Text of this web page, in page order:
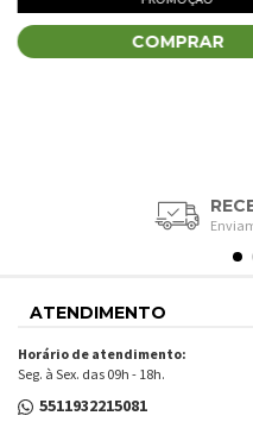
COMPRAR
ATENDIMENTO
Horário de atendimento:
Seg. à Sex. das 09h - 18h.
5511932215081